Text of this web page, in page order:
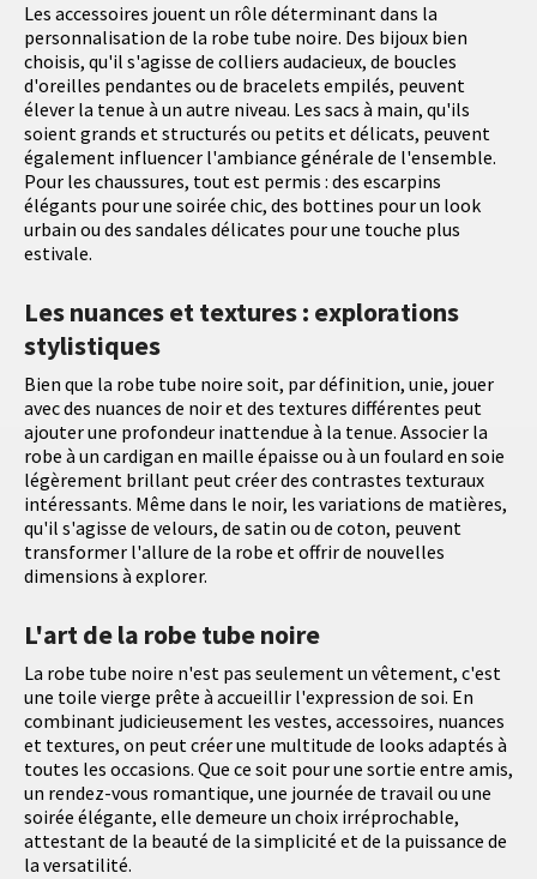
Les accessoires jouent un rôle déterminant dans la
personnalisation de la robe tube noire. Des bijoux bien
choisis, qu'il s'agisse de colliers audacieux, de boucles
d'oreilles pendantes ou de bracelets empilés, peuvent
élever la tenue à un autre niveau. Les sacs à main, qu'ils
soient grands et structurés ou petits et délicats, peuvent
également influencer l'ambiance générale de l'ensemble.
Pour les chaussures, tout est permis : des escarpins
élégants pour une soirée chic, des bottines pour un look
urbain ou des sandales délicates pour une touche plus
estivale.
Les nuances et textures : explorations
stylistiques
Bien que la robe tube noire soit, par définition, unie, jouer
avec des nuances de noir et des textures différentes peut
ajouter une profondeur inattendue à la tenue. Associer la
robe à un cardigan en maille épaisse ou à un foulard en soie
légèrement brillant peut créer des contrastes texturaux
intéressants. Même dans le noir, les variations de matières,
qu'il s'agisse de velours, de satin ou de coton, peuvent
transformer l'allure de la robe et offrir de nouvelles
dimensions à explorer.
L'art de la robe tube noire
La robe tube noire n'est pas seulement un vêtement, c'est
une toile vierge prête à accueillir l'expression de soi. En
combinant judicieusement les vestes, accessoires, nuances
et textures, on peut créer une multitude de looks adaptés à
toutes les occasions. Que ce soit pour une sortie entre amis,
un rendez-vous romantique, une journée de travail ou une
soirée élégante, elle demeure un choix irréprochable,
attestant de la beauté de la simplicité et de la puissance de
la versatilité.